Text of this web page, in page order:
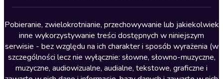
Lektury szkolne
Literatura anglojęzyczna
Literatura faktu
Literatura obyczajowa
Literatura piękna obca
Pobieranie, zwielokrotnianie, przechowywanie lub jakiekolwiek
inne wykorzystywanie treści dostępnych w niniejszym
serwisie - bez względu na ich charakter i sposób wyrażenia (w
szczególności lecz nie wyłącznie: słowne, słowno-muzyczne,
muzyczne, audiowizualne, audialne, tekstowe, graficzne i